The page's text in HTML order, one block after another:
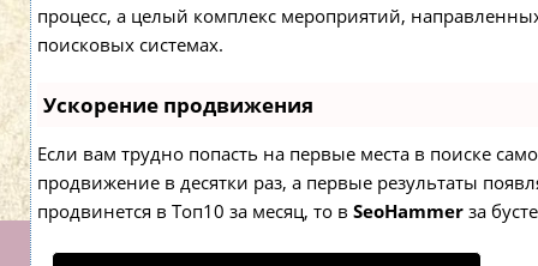
процесс, а целый комплекс мероприятий,
поисковых системах.
Ускорение продвижения
Если вам трудно попасть на первые места в поиске
продвижение в десятки раз, а первые результаты
продвинется в Топ10 за месяц, то в SeoHammerза